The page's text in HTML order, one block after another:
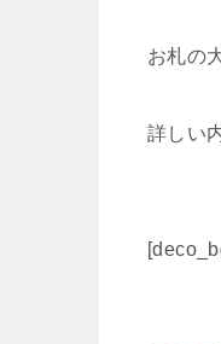
お札の
詳しい